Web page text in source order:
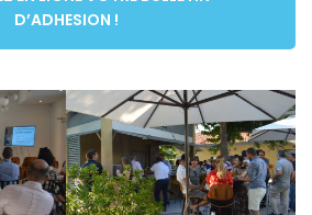
D’ADHESION !